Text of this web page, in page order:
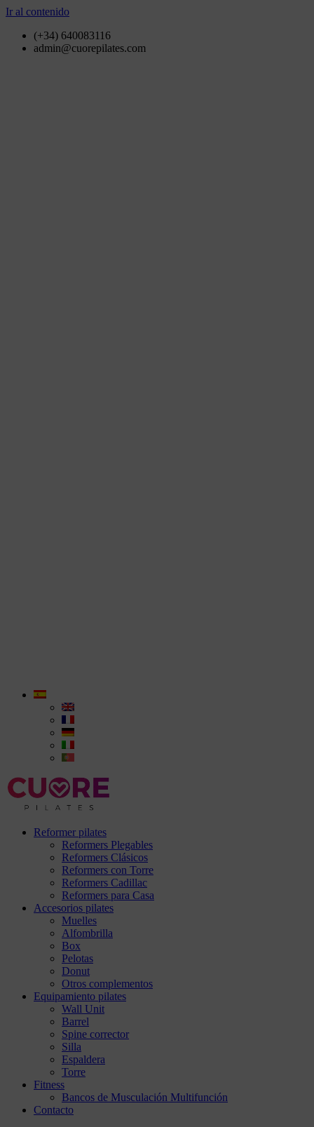
Ir al contenido
(+34) 640083116
admin@cuorepilates.com
Reformer pilates
Reformers Plegables
Reformers Clásicos
Reformers con Torre
Reformers Cadillac
Reformers para Casa
Accesorios pilates
Muelles
Alfombrilla
Box
Pelotas
Donut
Otros complementos
Equipamiento pilates
Wall Unit
Barrel
Spine corrector
Silla
Espaldera
Torre
Fitness
Bancos de Musculación Multifunción
Contacto